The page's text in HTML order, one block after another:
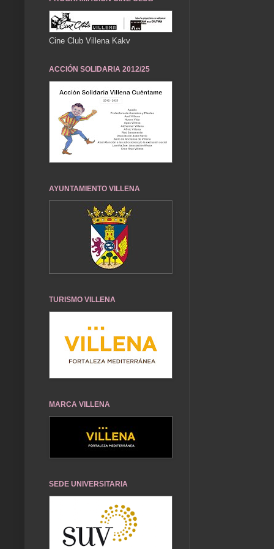
Cine Club Villena Kakv
ACCIÓN SOLIDARIA 2012/25
AYUNTAMIENTO VILLENA
TURISMO VILLENA
MARCA VILLENA
SEDE UNIVERSITARIA